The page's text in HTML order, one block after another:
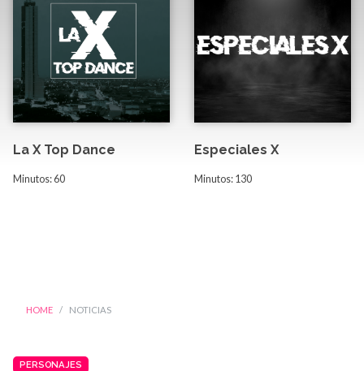
La X Top Dance
Minutos: 60
Especiales X
Minutos: 130
HOME NOTICIAS
PERSONAJES